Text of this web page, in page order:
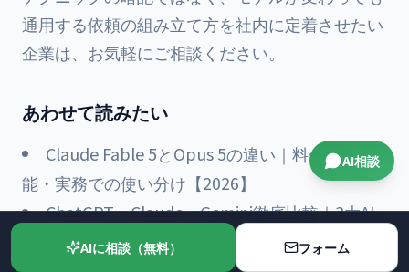
通用する依頼の組み立て方を社内に定着させたい
企業は、お気軽にご相談ください。
あわせて読みたい
Claude Fable 5とOpus 5の違い｜料金・性
能・実務での使い分け【2026】
ChatGPT・Claude・Gemini徹底比較｜3大AI
の使い分けAIに相談（無料） フォーム
AI相談